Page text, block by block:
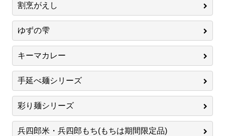
割烹がえし
ゆずの雫
キーマカレー
手延べ麺シリーズ
彩り麺シリーズ
兵四郎米・兵四郎もち(もちは期間限定品)